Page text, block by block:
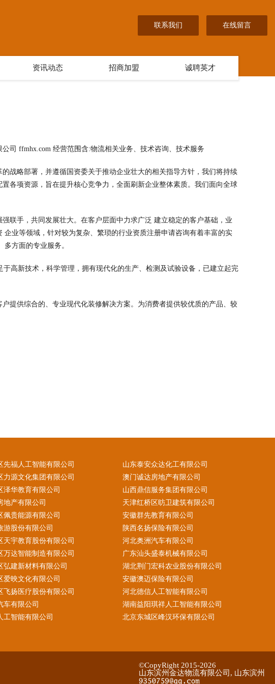
联系我们 在线留言
资讯动态 招商加盟 诚聘英才
司 ffmhx.com 经营范围含:物流相关业务、技术咨询、技术服务
战略部署，并遵循国资委关于推动企业壮大的相关指导方针，我们将持续
各项资源，旨在提升核心竞争力，全面刷新企业整体素质。我们面向全球
联手，共同发展壮大。在客户层面中力求广泛 建立稳定的客户基础，业
业等领域，针对较为复杂、繁琐的行业资质注册申请咨询有着丰富的实
方面的专业服务。
高新技术，科学管理，拥有现代化的生产、检测及试验设备，已建立起完
提供综合的、专业现代化装修解决方案。为消费者提供较优质的产品、较
先福人工智能有限公司
山东泰安众达化工有限公司
力源文化集团有限公司
澳门诚达房地产有限公司
泽华教育有限公司
山西鼎信服务集团有限公司
地产有限公司
天津红桥区昉卫建筑有限公司
佩贵能源有限公司
安徽群先教育有限公司
游股份有限公司
陕西名扬保险有限公司
天宇教育股份有限公司
河北奥洲汽车有限公司
万达智能制造有限公司
广东汕头盛泰机械有限公司
弘建新材料有限公司
湖北荆门宏科农业股份有限公司
爱映文化有限公司
安徽澳迈保险有限公司
飞扬医疗股份有限公司
河北德信人工智能有限公司
车有限公司
湖南益阳琪祥人工智能有限公司
工智能有限公司
北京东城区峰汉环保有限公司
©CopyRight 2015-2026
山东滨州金达物流有限公司, 山东滨州